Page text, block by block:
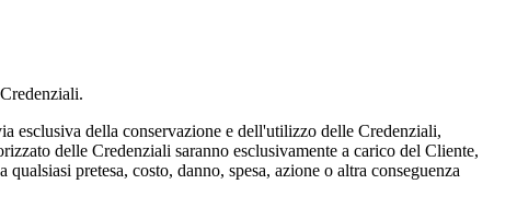
esclusiva della conservazione e dell'utilizzo delle Credenziali,
delle Credenziali saranno esclusivamente a carico del Cliente,
pretesa, costo, danno, spesa, azione o altra conseguenza